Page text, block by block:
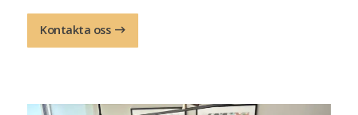
Kontakta oss